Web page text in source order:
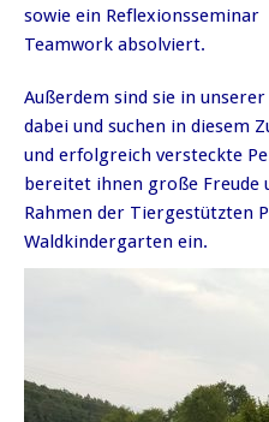
sowie ein
Teamwork absolviert.
Außerdem sind sie in
dabei und suchen in diesem
und erfolgreich versteckte
bereitet ihnen große Freude
Rahmen der Tiergestützten
Waldkindergarten ein.